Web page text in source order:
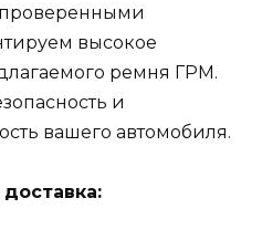
высокое
ремня ГРМ.
и
вашего автомобиля.